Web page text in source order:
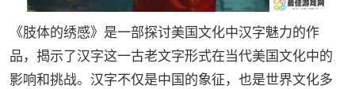
《肢体的绣感》是一部探讨美国文化中汉字魅力的作
品，揭示了汉字这一古老文字形式在当代美国文化中的
影响和挑战。汉字不仅是中国的象征，也是世界文化多